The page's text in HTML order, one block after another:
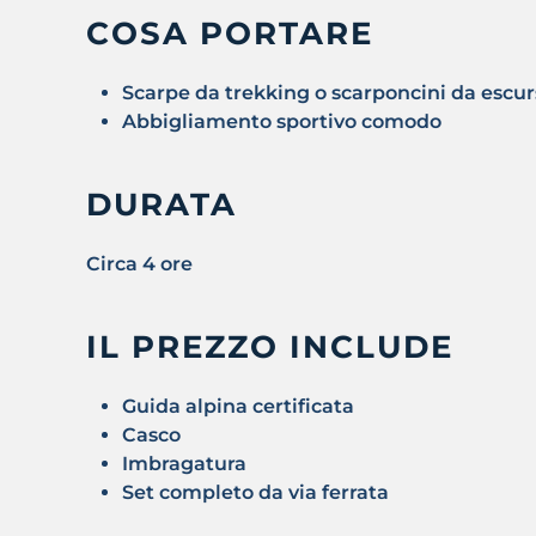
COSA PORTARE
Scarpe da trekking o scarponcini da
Abbigliamento sportivo comodo
DURATA
Circa 4 ore
IL PREZZO INCLUDE
Guida alpina certificata
Casco
Imbragatura
Set completo da via ferrata